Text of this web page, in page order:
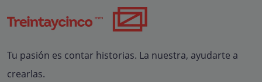
Tu pasión es contar historias. La nuestra, ayudarte a
crearlas.